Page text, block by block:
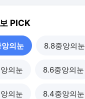
PICK
의눈 8.8중앙의눈
의눈 8.6중앙의눈
의눈 8.4중앙의눈